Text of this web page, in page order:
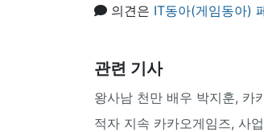
의견은 IT동아(게임동아)
관련 기사
왕사남 천만 배우 박지훈, 카
적자 지속 카카오게임즈, 사